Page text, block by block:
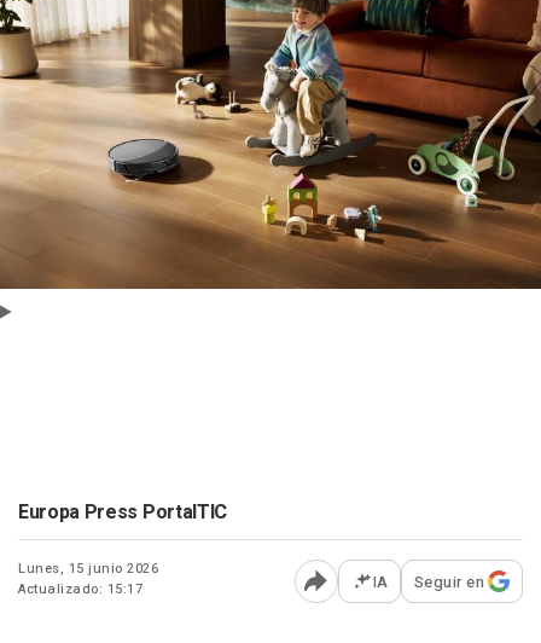
Europa Press PortalTIC
Lunes, 15 junio 2026
Actualizado: 15:17
Abrir opciones para
IA Seguir en